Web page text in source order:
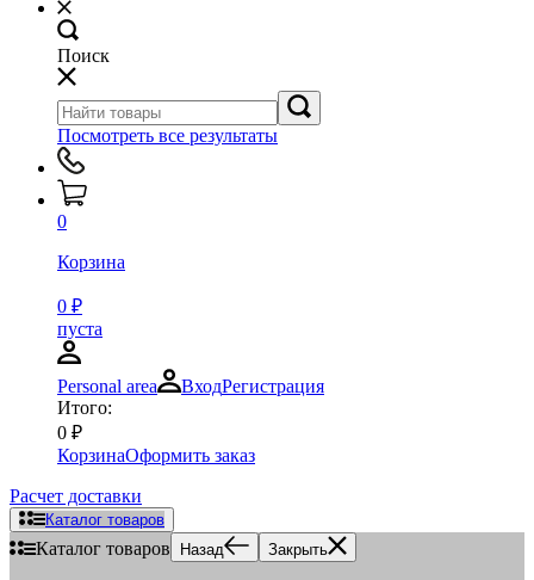
Поиск
Посмотреть все результаты
0
Корзина
0 ₽
пуста
Personal area ВходРегистрация
Итого:
0 ₽
КорзинаОформить заказ
Расчет доставки
Каталог товаров
Каталог товаров Назад Закрыть